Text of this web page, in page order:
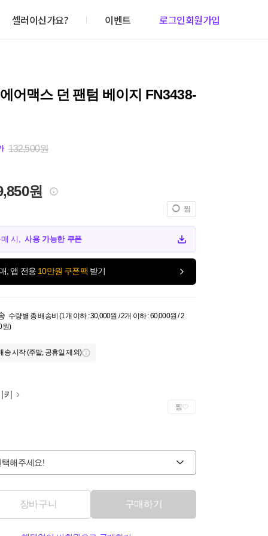
셀러이신가요? 이벤트 로그인회원가입
어맥스 던 팬텀 베이지 FN3438-
132,500원
원
찜
매 시,사용 가능한 쿠폰
, 앱 전용 10만원 쿠폰팩 받기
수량별 총 배송비 (1개 이하 : 30,000원 / 2개 이하 : 60,000원 / 2
원)
송 시작 (주말, 공휴일 제외)
찜
해주세요!
장바구니 구매하기